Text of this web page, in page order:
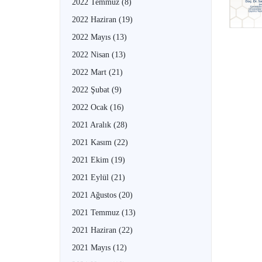
2022 Temmuz (8)
2022 Haziran (19)
2022 Mayıs (13)
2022 Nisan (13)
2022 Mart (21)
2022 Şubat (9)
2022 Ocak (16)
2021 Aralık (28)
2021 Kasım (22)
2021 Ekim (19)
2021 Eylül (21)
2021 Ağustos (20)
2021 Temmuz (13)
2021 Haziran (22)
2021 Mayıs (12)